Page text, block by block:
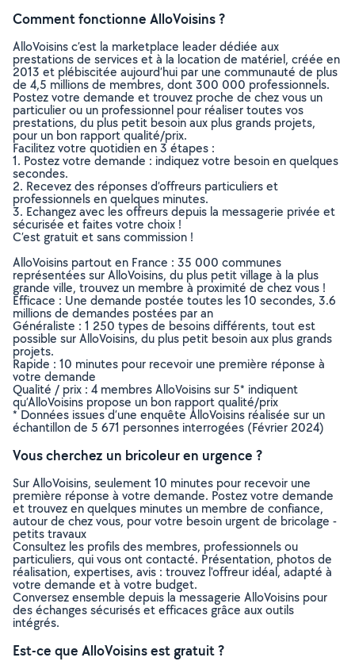
Comment fonctionne AlloVoisins ?
AlloVoisins c’est la marketplace leader dédiée aux
prestations de services et à la location de matériel, créée en
2013 et plébiscitée aujourd’hui par une communauté de plus
de 4,5 millions de membres, dont 300 000 professionnels.
Postez votre demande et trouvez proche de chez vous un
particulier ou un professionnel pour réaliser toutes vos
prestations, du plus petit besoin aux plus grands projets,
pour un bon rapport qualité/prix.
Facilitez votre quotidien en 3 étapes :
1. Postez votre demande : indiquez votre besoin en quelques
secondes.
2. Recevez des réponses d’offreurs particuliers et
professionnels en quelques minutes.
3. Echangez avec les offreurs depuis la messagerie privée et
sécurisée et faites votre choix !
C’est gratuit et sans commission !
AlloVoisins partout en France : 35 000 communes
représentées sur AlloVoisins, du plus petit village à la plus
grande ville, trouvez un membre à proximité de chez vous !
Efficace : Une demande postée toutes les 10 secondes, 3.6
millions de demandes postées par an
Généraliste : 1 250 types de besoins différents, tout est
possible sur AlloVoisins, du plus petit besoin aux plus grands
projets.
Rapide : 10 minutes pour recevoir une première réponse à
votre demande
Qualité / prix : 4 membres AlloVoisins sur 5* indiquent
qu’AlloVoisins propose un bon rapport qualité/prix
* Données issues d’une enquête AlloVoisins réalisée sur un
échantillon de 5 671 personnes interrogées (Février 2024)
Vous cherchez un bricoleur en urgence ?
Sur AlloVoisins, seulement 10 minutes pour recevoir une
première réponse à votre demande. Postez votre demande
et trouvez en quelques minutes un membre de confiance,
autour de chez vous, pour votre besoin urgent de bricolage -
petits travaux
Consultez les profils des membres, professionnels ou
particuliers, qui vous ont contacté. Présentation, photos de
réalisation, expertises, avis : trouvez l'offreur idéal, adapté à
votre demande et à votre budget.
Conversez ensemble depuis la messagerie AlloVoisins pour
des échanges sécurisés et efficaces grâce aux outils
intégrés.
Est-ce que AlloVoisins est gratuit ?